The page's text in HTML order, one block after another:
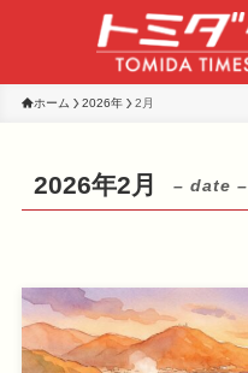
ホーム 2026年 2月
2026年2月 – date –